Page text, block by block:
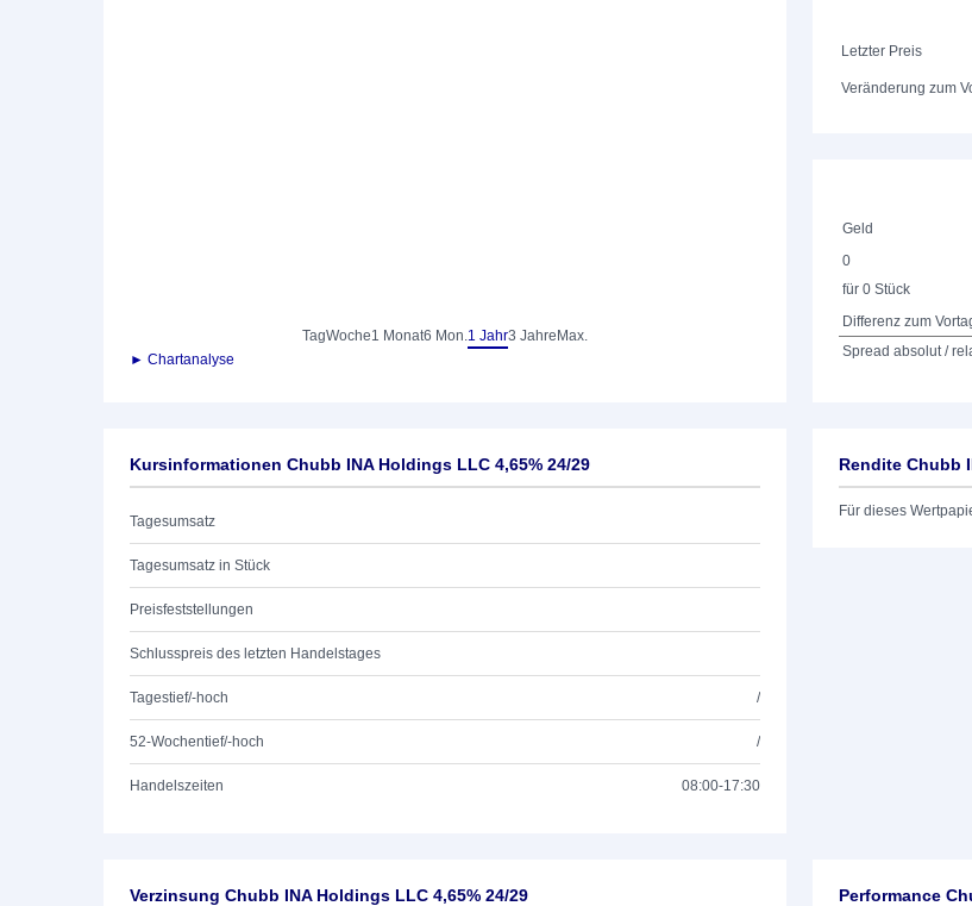
TagWoche1 Monat6 Mon.1 Jahr3 Jahre Max.
► Chartanalyse
Letzter Preis
Veränderung zum
Geld
0
für 0 Stück
Differenz zum
Spread absolut /
Kursinformationen Chubb INA Holdings LLC 4,65% 24/29
Tagesumsatz
Tagesumsatz in Stück
Preisfeststellungen
Schlusspreis des letzten Handelstages
Tagestief/-hoch /
52-Wochentief/-hoch /
Handelszeiten 08:00-17:30
Rendite Chubb
Für dieses
Verzinsung Chubb INA Holdings LLC 4,65% 24/29 Performance